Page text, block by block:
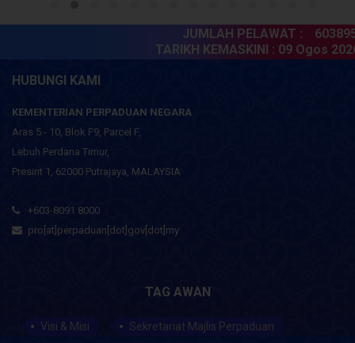
JUMLAH PELAWAT :
TARIKH KEMASKINI :09 Ogos 2026
HUBUNGI KAMI
KEMENTERIAN PERPADUAN NEGARA
Aras 5 - 10, Blok F9, Parcel F,
Lebuh Perdana Timur,
Presint 1, 62000 Putrajaya, MALAYSIA
+603-8091 8000
pro[at]perpaduan[dot]gov[dot]my
TAG AWAN
Visi & Misi
Sekretariat Majlis Perpaduan